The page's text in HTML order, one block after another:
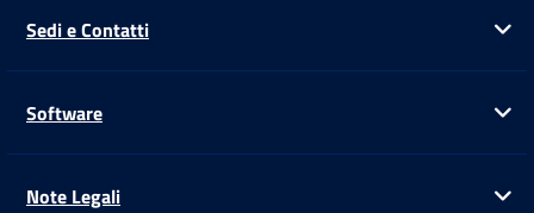
Sedi e Contatti
Software
Note Legali